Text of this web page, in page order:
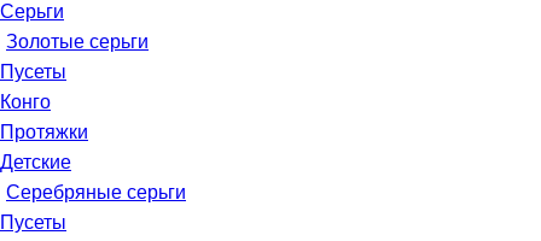
Серьги
Золотые серьги
Пусеты
Конго
Протяжки
Детские
Серебряные серьги
Пусеты